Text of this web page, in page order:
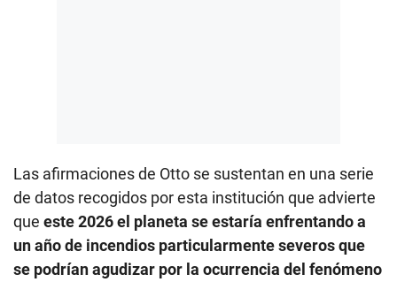
Las afirmaciones de Otto se sustentan en una serie
de datos recogidos por esta institución que advierte
que este 2026 el planeta se estaría enfrentando a
un año de incendios particularmente severos que
se podrían agudizar por la ocurrencia del fenómeno